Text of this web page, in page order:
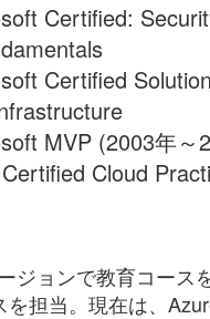
Certified:
Certified
MVP (2003年～
Cloud
ジョンで教育コース
担当。現在は、